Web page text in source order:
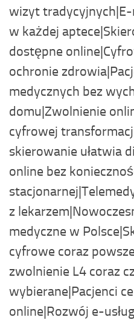
wizyt
w każdej
dostępne
ochronie
medycznych bez
domu|Zwolnienie
cyfrowej
skierowanie ułatwia
online bez
z
medyczne w
cyfrowe coraz
zwolnienie L4 coraz
wybierane|Pacjenci
online|Rozwój e-